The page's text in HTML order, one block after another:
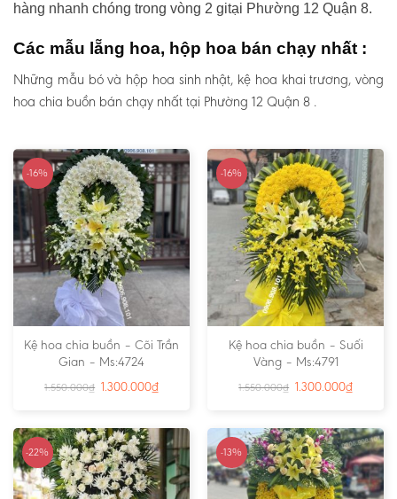
hàng nhanh chóng trong vòng 2 gitại Phường 12 Quận 8.
Các mẫu lẵng hoa, hộp hoa bán chạy nhất :
Những mẫu bó và hộp hoa sinh nhật, kệ hoa khai trương, vòng
hoa chia buồn bán chạy nhất tại Phường 12 Quận 8 .
-16%
Kệ hoa chia buồn – Cõi Trần
Gian – Ms:4724
1.550.000₫ 1.300.000₫
-16%
Kệ hoa chia buồn – Suối
Vàng – Ms:4791
1.550.000₫ 1.300.000₫
-22% -13%